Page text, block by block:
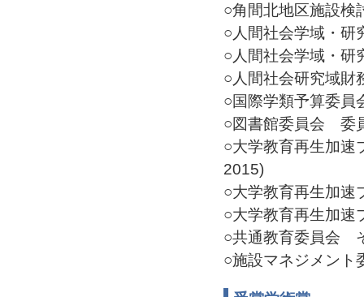
○角間北地区施設
○人間社会学域・
○人間社会学域・
○人間社会研究域
○国際学類予算委
○図書館委員会 委
○大学教育再生加
2015)
○大学教育再生加
○大学教育再生加
○共通教育委員会
○施設マネジメン